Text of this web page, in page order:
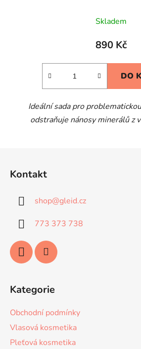
Skladem
890 Kč
DO
Ideální sada pro
odstraňuje nánosy minerálů z
Kontakt
shop@gleid.cz
773 373 738
Kategorie
Obchodní podmínky
Vlasová kosmetika
Pleťová kosmetika